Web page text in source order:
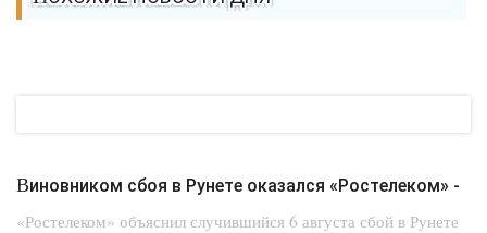
Виновником сбоя в Рунете оказался «Ростелеком» -
«Ростелеком» объяснил случившийся 6 августа сбой в Рунете